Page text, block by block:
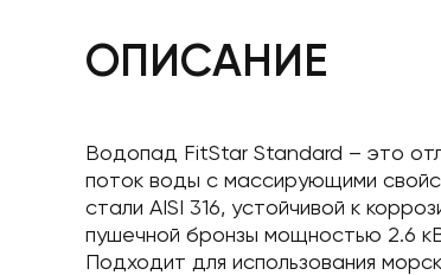
ОПИСАНИЕ
Водопад FitStar Standard – это
поток воды с массирующими
стали AISI 316, устойчивой к
пушечной бронзы мощностью 2.6
Подходит для использования